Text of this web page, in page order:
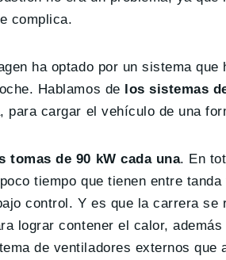
complica.
ha optado por un sistema
Hablamos de los sistemas
cargar el vehículo de una
tomas de 90 kW cada una. En
tiempo que tienen entre
control. Y es que la carrera
lograr contener el calor,
de ventiladores externos